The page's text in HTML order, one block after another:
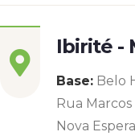
Ibirité -
Base: Belo
Rua
Nova